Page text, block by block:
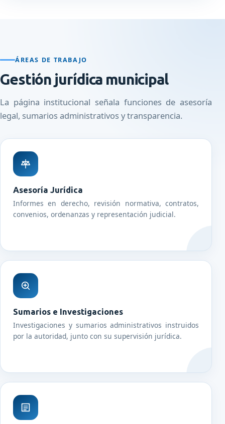
ÁREAS DE TRABAJO
Gestión jurídica municipal
La página institucional señala funciones de asesoría
legal, sumarios administrativos y transparencia.
Asesoría Jurídica
Informes en derecho, revisión normativa, contratos,
convenios, ordenanzas y representación judicial.
Sumarios e Investigaciones
Investigaciones y sumarios administrativos instruidos
por la autoridad, junto con su supervisión jurídica.